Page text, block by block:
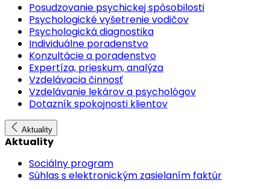
Posudzovanie psychickej spôsobilosti
Psychologické vyšetrenie vodičov
Psychologická diagnostika
Individuálne poradenstvo
Konzultácie a poradenstvo
Expertíza, prieskum, analýza
Vzdelávacia činnosť
Vzdelávanie lekárov a psychológov
Dotazník spokojnosti klientov
Aktuality
Aktuality
Sociálny program
Súhlas s elektronickým zasielaním faktúr